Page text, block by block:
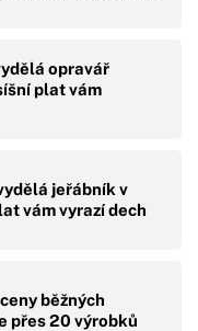
opravář
plat vám
jeřábník v
vám vyrazí dech
běžných
přes 20 výrobků